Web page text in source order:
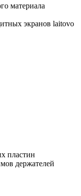
материала
экранов laitovo
пластин
держателей